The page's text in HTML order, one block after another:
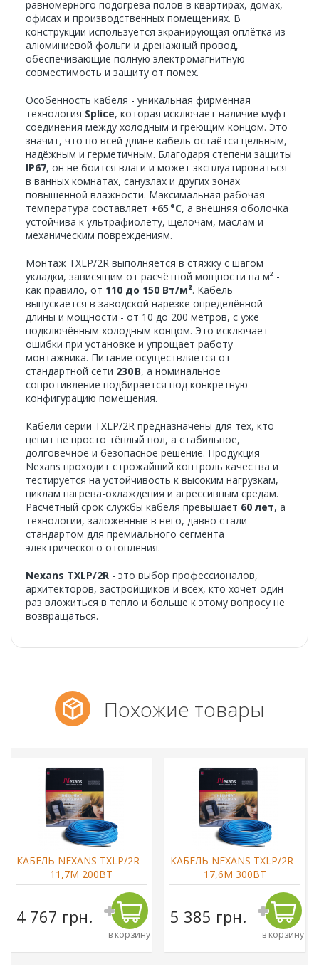
равномерного подогрева полов в квартирах, домах,
офисах и производственных помещениях. В
конструкции используется экранирующая оплётка из
алюминиевой фольги и дренажный провод,
обеспечивающие полную электромагнитную
совместимость и защиту от помех.
Особенность кабеля - уникальная фирменная
технология Splice, которая исключает наличие муфт
соединения между холодным и греющим концом. Это
значит, что по всей длине кабель остаётся цельным,
надёжным и герметичным. Благодаря степени защиты
IP67, он не боится влаги и может эксплуатироваться
в ванных комнатах, санузлах и других зонах
повышенной влажности. Максимальная рабочая
температура составляет +65 °C, а внешняя оболочка
устойчива к ультрафиолету, щелочам, маслам и
механическим повреждениям.
Монтаж TXLP/2R выполняется в стяжку с шагом
укладки, зависящим от расчётной мощности на м² -
как правило, от 110 до 150 Вт/м². Кабель
выпускается в заводской нарезке определённой
длины и мощности - от 10 до 200 метров, с уже
подключённым холодным концом. Это исключает
ошибки при установке и упрощает работу
монтажника. Питание осуществляется от
стандартной сети 230 В, а номинальное
сопротивление подбирается под конкретную
конфигурацию помещения.
Кабели серии TXLP/2R предназначены для тех, кто
ценит не просто тёплый пол, а стабильное,
долговечное и безопасное решение. Продукция
Nexans проходит строжайший контроль качества и
тестируется на устойчивость к высоким нагрузкам,
циклам нагрева-охлаждения и агрессивным средам.
Расчётный срок службы кабеля превышает 60 лет, а
технологии, заложенные в него, давно стали
стандартом для премиального сегмента
электрического отопления.
Nexans TXLP/2R - это выбор профессионалов,
архитекторов, застройщиков и всех, кто хочет один
раз вложиться в тепло и больше к этому вопросу не
возвращаться.
Похожие товары
КАБЕЛЬ NEXANS TXLP/2R -
11,7М 200ВТ
4 767 грн.
в корзину
КАБЕЛЬ NEXANS TXLP/2R -
17,6М 300ВТ
5 385 грн.
в корзину